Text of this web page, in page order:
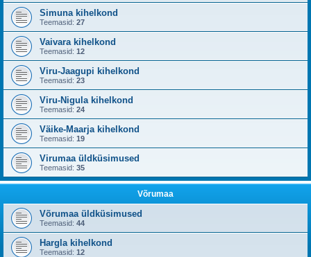
Simuna kihelkond
Teemasid: 27
Vaivara kihelkond
Teemasid: 12
Viru-Jaagupi kihelkond
Teemasid: 23
Viru-Nigula kihelkond
Teemasid: 24
Väike-Maarja kihelkond
Teemasid: 19
Virumaa üldküsimused
Teemasid: 35
Võrumaa
Võrumaa üldküsimused
Teemasid: 44
Hargla kihelkond
Teemasid: 12